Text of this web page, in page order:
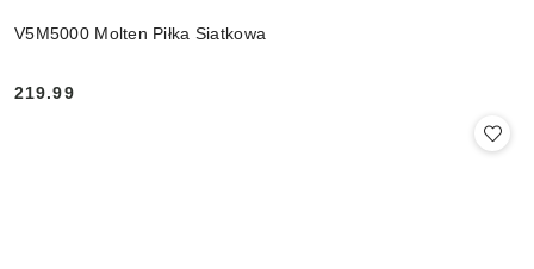
V5M5000 Molten Piłka Siatkowa
Cena:
219.99